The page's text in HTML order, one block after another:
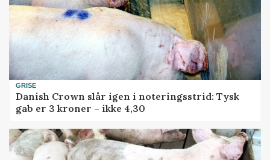
GRISE
Danish Crown slår igen i noteringsstrid: Tysk
gab er 3 kroner – ikke 4,30